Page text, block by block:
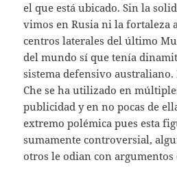
el que está ubicado. Sin la
vimos en Rusia ni la fortaleza
centros laterales del último
del mundo sí que tenía
sistema defensivo australiano.
Che se ha utilizado en
publicidad y en no pocas de
extremo polémica pues esta
sumamente controversial,
otros le odian con argumentos